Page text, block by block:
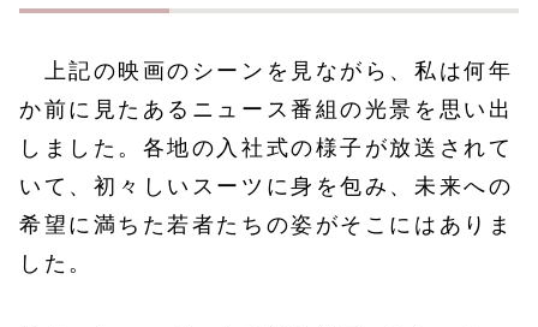
上記の映画のシーンを見ながら、私は何年
か前に見たあるニュース番組の光景を思い出
しました。各地の入社式の様子が放送されて
いて、初々しいスーツに身を包み、未来への
希望に満ちた若者たちの姿がそこにはありま
した。